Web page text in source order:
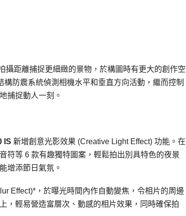
攝距離捕捉更細緻的景物，於構圖時有更大的創作空
防震系統偵測相機水平和垂直方向活動，繼而控制
捕捉動人一刻。
IS 新增創意光影效果 (Creative Light Effect) 功能。在
符等 6 款有趣獨特圖案，輕鬆拍出別具特色的夜景
增添節日氣氛。
Effect)*，於曝光時間內作自動變焦，令相片的周邊
，輕易營造富層次、動感的相片效果，同時確保拍